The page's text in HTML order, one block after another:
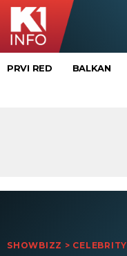
PRVI RED BALKAN
SHOWBIZZ > CELEBRITY